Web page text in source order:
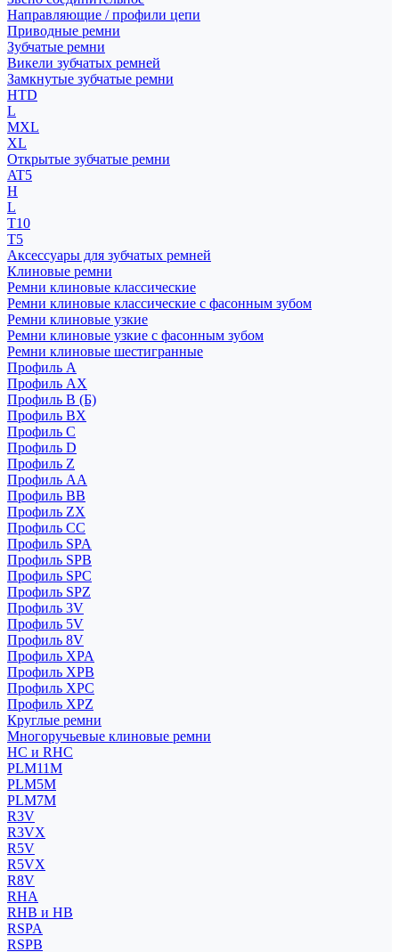
Направляющие / профили цепи
Приводные ремни
Зубчатые ремни
Викели зубчатых ремней
Замкнутые зубчатые ремни
HTD
L
MXL
XL
Открытые зубчатые ремни
AT5
H
L
T10
T5
Аксессуары для зубчатых ремней
Клиновые ремни
Ремни клиновые классические
Ремни клиновые классические с фасонным зубом
Ремни клиновые узкие
Ремни клиновые узкие с фасонным зубом
Ремни клиновые шестигранные
Профиль A
Профиль AX
Профиль B (Б)
Профиль BX
Профиль C
Профиль D
Профиль Z
Профиль АА
Профиль BB
Профиль ZX
Профиль CC
Профиль SPA
Профиль SPB
Профиль SPC
Профиль SPZ
Профиль 3V
Профиль 5V
Профиль 8V
Профиль XPA
Профиль XPB
Профиль XPC
Профиль XPZ
Круглые ремни
Многоручьевые клиновые ремни
HC и RHC
PLM11M
PLM5M
PLM7M
R3V
R3VX
R5V
R5VX
R8V
RHA
RHB и HB
RSPA
RSPB